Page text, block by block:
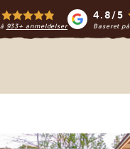
933+ anmeldelser
4.8/5
Baseret på